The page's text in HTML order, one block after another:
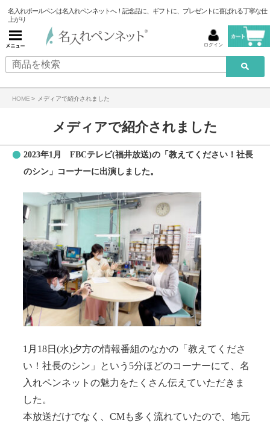
名入れボールペンは名入れペンネットへ！記念品に、ギフトに、プレゼントに喜ばれる丁寧な仕
上がり
ログイン
HOME > メディアで紹介されました
メディアで紹介されました
2023年1月 FBCテレビ(福井放送)の「教えてください！社長
のシン」コーナーに出演しました。
1月18日(水)夕方の情報番組のなかの「教えてくださ
い！社長のシン」という5分ほどのコーナーにて、名
入れペンネットの魅力をたくさん伝えていただきま
した。
本放送だけでなく、CMも多く流れていたので、地元